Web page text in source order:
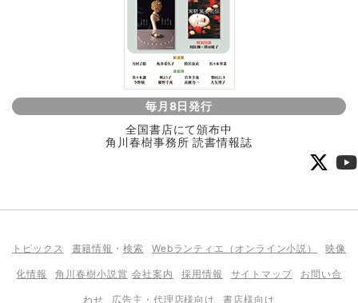
毎月8日発行
全国書店にて頒布中
角川春樹事務所 読書情報誌
トピックス 書籍情報 ・検索 Webランティエ（オンライン小説） 映像
化情報 角川春樹小説賞 会社案内 採用情報 サイトマップ お問い合
わせ 広告主・代理店様向け 書店様向け